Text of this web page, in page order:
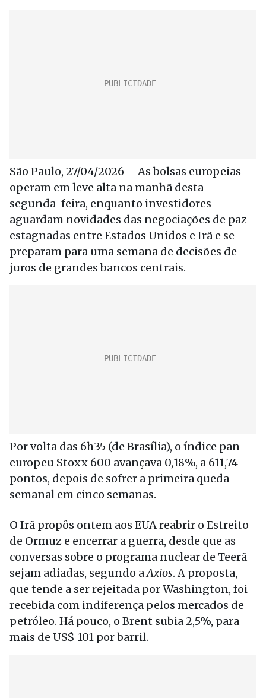
São Paulo, 27/04/2026 – As bolsas europeias
operam em leve alta na manhã desta
segunda-feira, enquanto investidores
aguardam novidades das negociações de paz
estagnadas entre Estados Unidos e Irã e se
preparam para uma semana de decisões de
juros de grandes bancos centrais.
Por volta das 6h35 (de Brasília), o índice pan-
europeu Stoxx 600 avançava 0,18%, a 611,74
pontos, depois de sofrer a primeira queda
semanal em cinco semanas.
O Irã propôs ontem aos EUA reabrir o Estreito
de Ormuz e encerrar a guerra, desde que as
conversas sobre o programa nuclear de Teerã
sejam adiadas, segundo aAxios. A proposta,
que tende a ser rejeitada por Washington, foi
recebida com indiferença pelos mercados de
petróleo. Há pouco, o Brent subia 2,5%, para
mais de US$ 101 por barril.